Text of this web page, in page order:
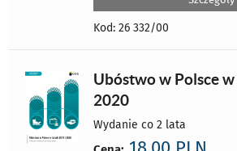
Kod: 26 332/00
Ubóstwo w Polsce
2020
Wydanie co 2 lata